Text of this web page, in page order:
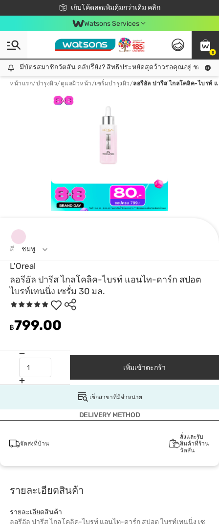
เก็บโค้ดลดเพิ่มคุ้มกว่าเดิม คลิก
ชอปออนไลน์ครั้งแรก ลดเพิ่มจุก ๆ 10%! 🎉
📦ส่งฟรี! เมื่อชอป 499฿
สมาชิกวัตสัน คลับดียังไง?
Watsons Services
0
มีบัตรสมาชิกวัตสัน คลับรึยัง? สิทธิประหยัดสุดว้าวรอคุณอยู่ ชอปคุ้มกว่าเดิม คลิก!
มีบัตรสมาชิกวัตสัน คลับรึยัง? สิทธิประหยัดสุดว้าวรอคุณอยู่ ชอปคุ้มก
หน้าแรก/บำรุงผิว/ ดูแลผิวหน้า/เซรั่มบำรุงผิว/ลอรีอัล ปารีส ไกลโคลิค-ไบรท์
L'Oreal
ลอรีอัล ปารีส ไกลโคลิค-ไบรท์ แอนไท-ดาร์ก สปอต
ไบรท์เทนนิ่ง เซรั่ม 30 มล.
฿799.00
สี ชมพู
เพิ่มเข้าตะกร้า
เช็กสาขาที่มีจำหน่าย
DELIVERY METHOD
จัดส่งที่บ้าน
สั่งและรับ
สินค้าที่ร้าน
วัตสัน
รายละเอียดสินค้า
รายละเอียดสินค้า
ลอรีอัล ปารีส ไกลโคลิค-ไบรท์ แอนไท-ดาร์ก สปอต ไบรท์เทนนิ่ง เซ